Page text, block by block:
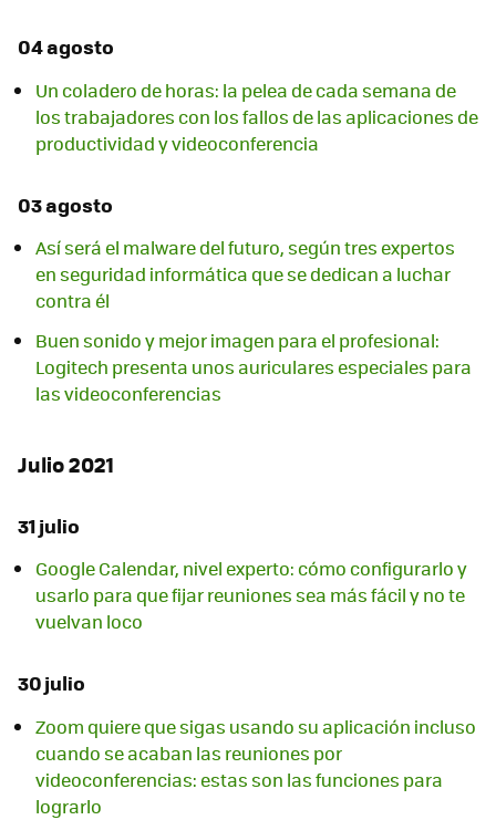
04 agosto
Un coladero de horas: la pelea de cada semana de
los trabajadores con los fallos de las aplicaciones de
productividad y videoconferencia
03 agosto
Así será el malware del futuro, según tres expertos
en seguridad informática que se dedican a luchar
contra él
Buen sonido y mejor imagen para el profesional:
Logitech presenta unos auriculares especiales para
las videoconferencias
Julio 2021
31 julio
Google Calendar, nivel experto: cómo configurarlo y
usarlo para que fijar reuniones sea más fácil y no te
vuelvan loco
30 julio
Zoom quiere que sigas usando su aplicación incluso
cuando se acaban las reuniones por
videoconferencias: estas son las funciones para
lograrlo